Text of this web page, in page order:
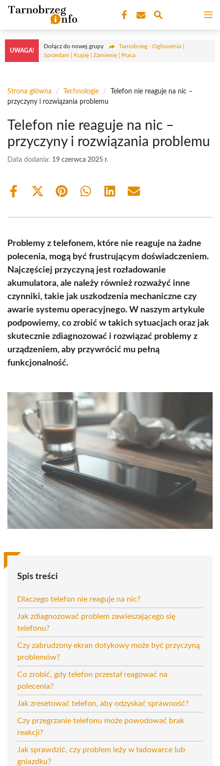
Przejdź
treści
UWAGA!
Dołącz do nowej grupy
Tarnobrzeg - Ogłoszenia |
Sprzedam | Kupię | Zamienię | Praca
Strona główna / Technologie /
Telefon nie reaguje na nic –
przyczyny i rozwiązania problemu
Telefon nie reaguje na nic –
przyczyny i rozwiązania problemu
Data dodania: 19 czerwca 2025 r.
Share
Share
(Twitter)
Share Share Share Share
Problemy z telefonem, które nie reaguje na żadne
polecenia, mogą być frustrującym doświadczeniem.
Najczęściej przyczyną jest rozładowanie
akumulatora, ale należy również rozważyć inne
czynniki, takie jak uszkodzenia mechaniczne czy
awarie systemu operacyjnego. W naszym artykule
podpowiemy, co zrobić w takich sytuacjach oraz jak
skutecznie zdiagnozować i rozwiązać problemy z
urządzeniem, aby przywrócić mu pełną
funkcjonalność.
Spis treści
Dlaczego telefon nie reaguje na nic?
Jak zdiagnozować problem zawieszającego się
telefonu?
Czy zabrudzony ekran dotykowy może być przyczyną
problemów?
Co zrobić, gdy telefon przestał reagować na
polecenia?
Jak zresetować telefon, aby odzyskać sprawność?
Czy przegrzanie telefonu może powodować brak
reakcji?
Jak sprawdzić, czy problem leży w ładowarce lub
gniazdku?